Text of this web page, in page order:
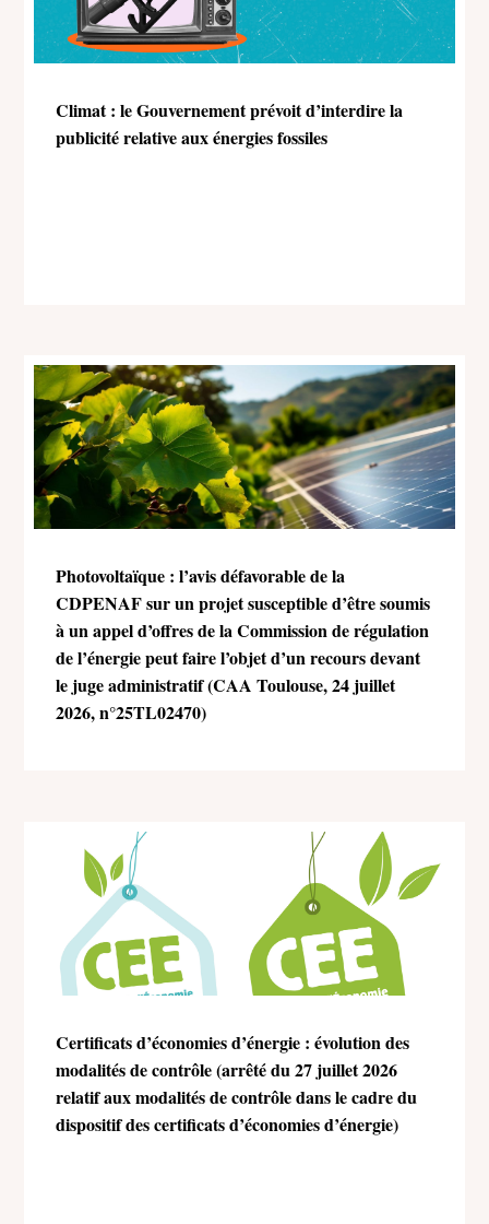
Climat : le Gouvernement prévoit d’interdire la
publicité relative aux énergies fossiles
Photovoltaïque : l’avis défavorable de la
CDPENAF sur un projet susceptible d’être soumis
à un appel d’offres de la Commission de régulation
de l’énergie peut faire l’objet d’un recours devant
le juge administratif (CAA Toulouse, 24 juillet
2026, n°25TL02470)
Certificats d’économies d’énergie : évolution des
modalités de contrôle (arrêté du 27 juillet 2026
relatif aux modalités de contrôle dans le cadre du
dispositif des certificats d’économies d’énergie)